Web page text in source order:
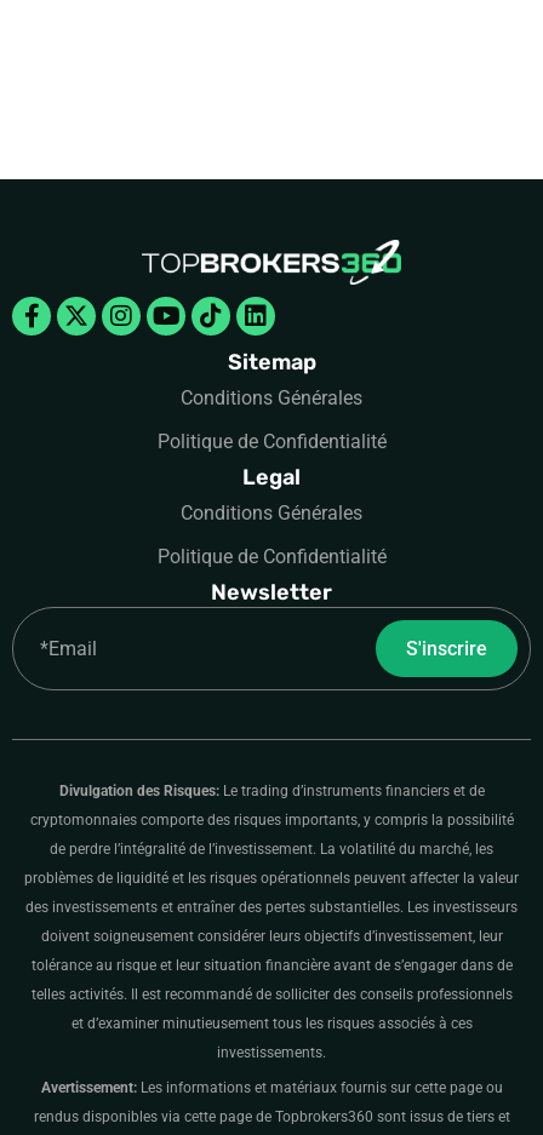
Facebook-
f
X-
twitter
Instagram
Youtube
TiktokLinkedin
Sitemap
Conditions Générales
Politique de Confidentialité
Legal
Conditions Générales
Politique de Confidentialité
Newsletter
S'inscrire
Divulgation des Risques:Le trading d’instruments financiers et de
cryptomonnaies comporte des risques importants, y compris la possibilité
de perdre l’intégralité de l’investissement. La volatilité du marché, les
problèmes de liquidité et les risques opérationnels peuvent affecter la valeur
des investissements et entraîner des pertes substantielles. Les investisseurs
doivent soigneusement considérer leurs objectifs d’investissement, leur
tolérance au risque et leur situation financière avant de s’engager dans de
telles activités. Il est recommandé de solliciter des conseils professionnels
et d’examiner minutieusement tous les risques associés à ces
investissements.
Avertissement:Les informations et matériaux fournis sur cette page ou
rendus disponibles via cette page de Topbrokers360 sont issus de tiers et